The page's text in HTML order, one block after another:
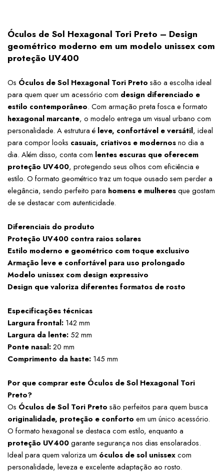
Óculos de Sol Hexagonal Tori Preto – Design
geométrico moderno em um modelo unissex com
proteção UV400
Os Óculos de Sol Hexagonal Tori Preto são a escolha ideal
para quem quer um acessório com design diferenciado e
estilo contemporâneo
hexagonal marcante, o modelo entrega um visual urbano com
personalidade. A estrutura é leve, confortável e versátil, ideal
para compor looks casuais, criativos e modernos no dia a
dia. Além disso, conta com lentes escuras que oferecem
proteção UV400, protegendo seus olhos com eficiência e
estilo. O formato geométrico traz um toque ousado sem perder a
elegância, sendo perfeito para homens e mulheres que gostam
de se destacar com autenticidade.
Diferenciais do produto
Proteção UV400 contra raios solares
Estilo moderno e geométrico com toque exclusivo
Armação leve e confortável para uso prolongado
Modelo unissex com design expressivo
Design que valoriza diferentes formatos de rosto
Especificações técnicas
Largura frontal: 142 mm
Largura da lente: 52 mm
Ponte nasal: 20 mm
Comprimento da haste: 145 mm
Por que comprar este Óculos de Sol Hexagonal Tori
Preto?
Os Óculos de Sol Tori Preto
originalidade, proteção e conforto em um único acessório.
proteção UV400 garante segurança nos dias ensolarados.
Ideal para quem valoriza um óculos de sol unissex com
personalidade, leveza e excelente adaptação ao rosto.